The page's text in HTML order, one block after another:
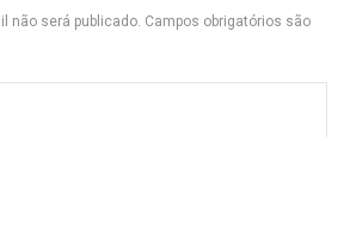
não será publicado. Campos obrigatórios são